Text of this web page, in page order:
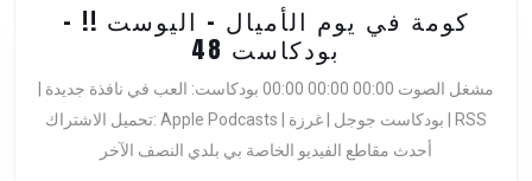
كومة في يوم الأميال – اليوست !! –
بودكاست 48كومة
في
يوم
الأميال
–
مشغل الصوت 00:00 00:00 00:00 بودكاست: العب في نافذة جديدة |
تحميل الاشتراك: Apple Podcasts | بودكاست جوجل | غرزة | RSS
أحدث مقاطع الفيديو الخاصة بي بلدي النصف الآخر